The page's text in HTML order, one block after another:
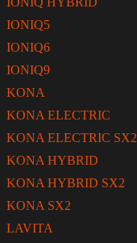
IONIQ5
IONIQ6
IONIQ9
KONA
KONA ELECTRIC
KONA ELECTRIC SX2
KONA HYBRID
KONA HYBRID SX2
KONA SX2
LAVITA